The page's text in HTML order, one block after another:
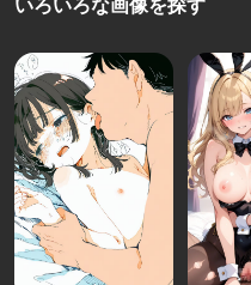
いろいろな画像を探す